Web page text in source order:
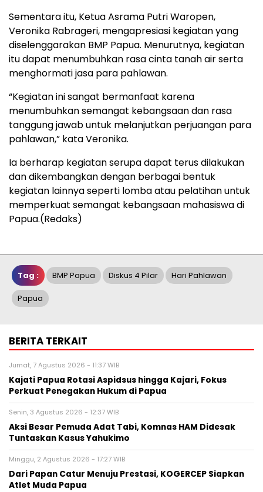
Sementara itu, Ketua Asrama Putri Waropen,
Veronika Rabrageri, mengapresiasi kegiatan yang
diselenggarakan BMP Papua. Menurutnya, kegiatan
itu dapat menumbuhkan rasa cinta tanah air serta
menghormati jasa para pahlawan.
“Kegiatan ini sangat bermanfaat karena
menumbuhkan semangat kebangsaan dan rasa
tanggung jawab untuk melanjutkan perjuangan para
pahlawan,” kata Veronika.
Ia berharap kegiatan serupa dapat terus dilakukan
dan dikembangkan dengan berbagai bentuk
kegiatan lainnya seperti lomba atau pelatihan untuk
memperkuat semangat kebangsaan mahasiswa di
Papua.(Redaks)
Tag : BMP Papua Diskus 4 Pilar Hari Pahlawan
Papua
BERITA TERKAIT
Jumat, 7 Agustus 2026 - 11:37 WIB
Kajati Papua Rotasi Aspidsus hingga Kajari, Fokus
Perkuat Penegakan Hukum di Papua
Senin, 3 Agustus 2026 - 12:37 WIB
Aksi Besar Pemuda Adat Tabi, Komnas HAM Didesak
Tuntaskan Kasus Yahukimo
Minggu, 2 Agustus 2026 - 17:27 WIB
Dari Papan Catur Menuju Prestasi, KOGERCEP Siapkan
Atlet Muda Papua